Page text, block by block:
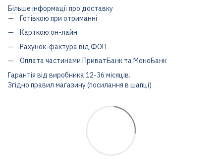
Більше інформації про доставку
Готівкою при отриманні
Карткою он-лайн
Рахунок-фактура від ФОП
Оплата частинами ПриватБанк та МоноБанк
Гарантія від виробника 12-36 місяців.
Згідно правил магазину (посилання в шапці)